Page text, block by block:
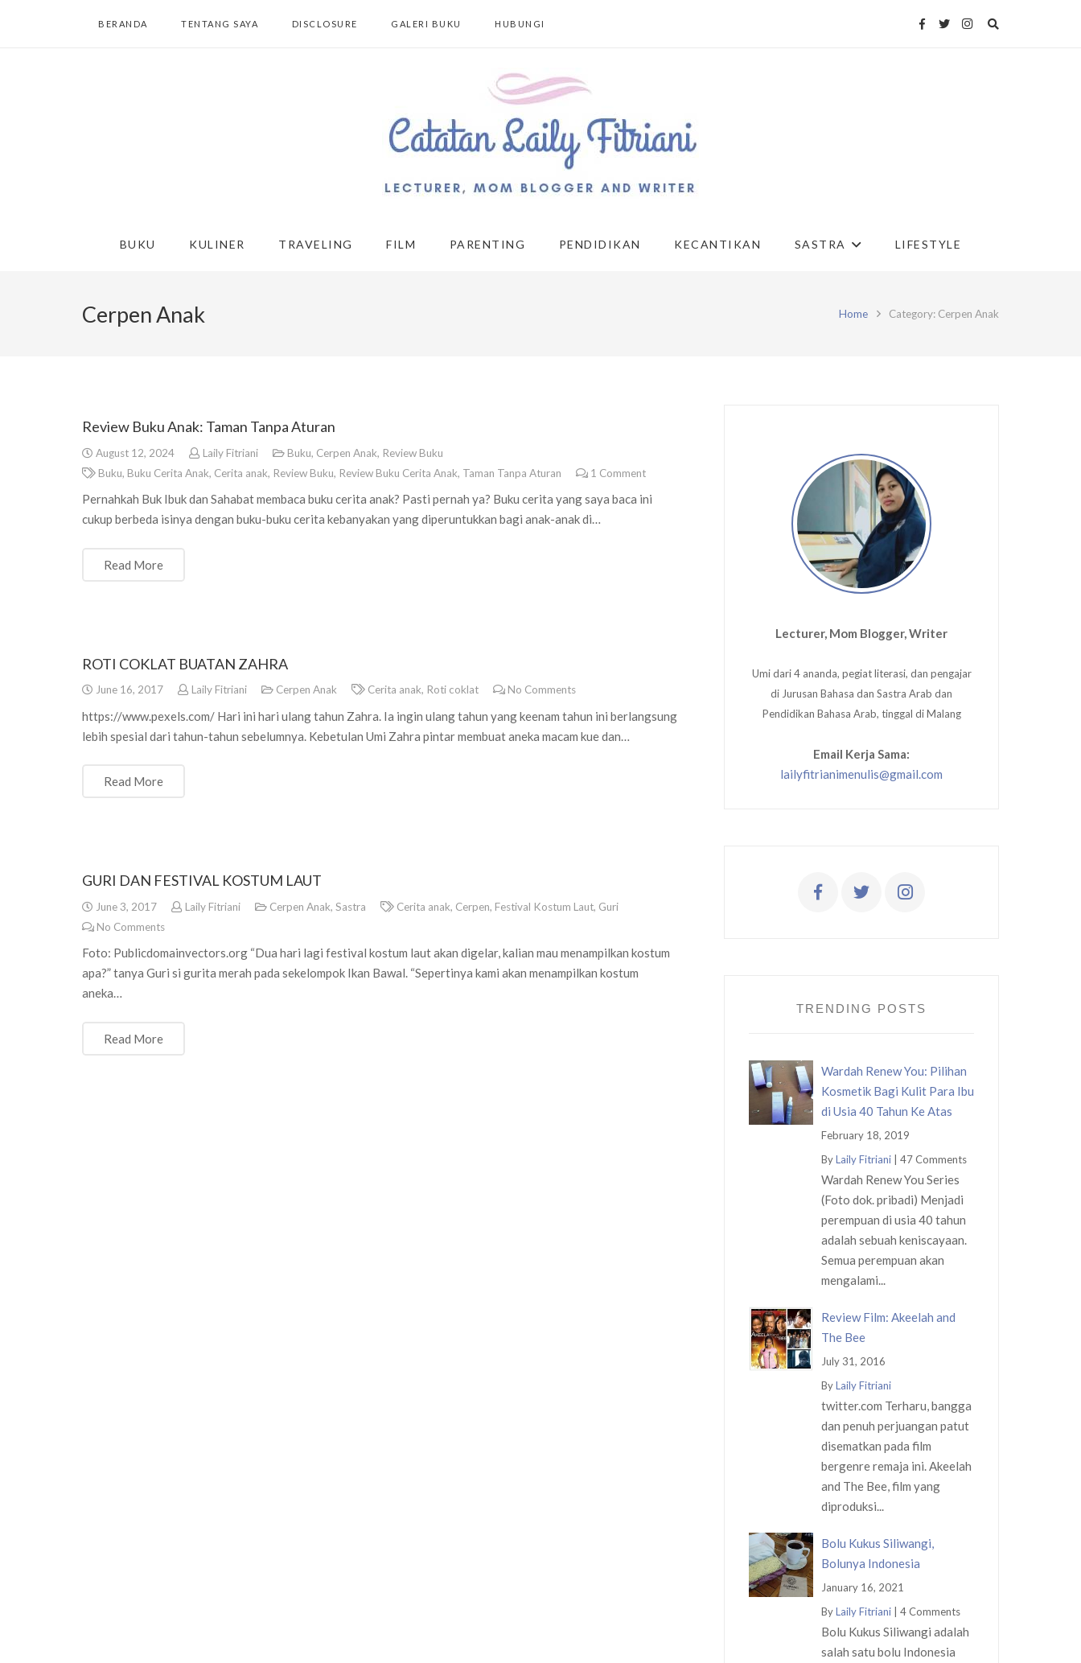
BERANDA TENTANG SAYA DISCLOSURE GALERI BUKU HUBUNGI
BUKU KULINER TRAVELING FILM PARENTING PENDIDIKAN KECANTIKAN SASTRA LIFESTYLE
Cerpen Anak Home Category: Cerpen Anak
Review Buku Anak: Taman Tanpa Aturan
August 12, 2024 Laily Fitriani Buku, Cerpen Anak, Review Buku
Buku, Buku Cerita Anak, Cerita anak, Review Buku, Review Buku Cerita Anak, Taman Tanpa Aturan 1 Comment
Pernahkah Buk Ibuk dan Sahabat membaca buku cerita anak? Pasti pernah ya? Buku cerita yang saya baca ini
cukup berbeda isinya dengan buku-buku cerita kebanyakan yang diperuntukkan bagi anak-anak di…
Read More
ROTI COKLAT BUATAN ZAHRA
June 16, 2017 Laily Fitriani Cerpen Anak Cerita anak, Roti coklat No Comments
https://www.pexels.com/ Hari ini hari ulang tahun Zahra. Ia ingin ulang tahun yang keenam tahun ini berlangsung
lebih spesial dari tahun-tahun sebelumnya. Kebetulan Umi Zahra pintar membuat aneka macam kue dan…
Read More
GURI DAN FESTIVAL KOSTUM LAUT
June 3, 2017 Laily Fitriani Cerpen Anak, Sastra Cerita anak, Cerpen, Festival Kostum Laut, Guri
No Comments
Foto: Publicdomainvectors.org “Dua hari lagi festival kostum laut akan digelar, kalian mau menampilkan kostum
apa?” tanya Guri si gurita merah pada sekelompok Ikan Bawal. “Sepertinya kami akan menampilkan kostum
aneka…
Read More
Lecturer, Mom Blogger, Writer
Umi dari 4 ananda, pegiat literasi, dan pengajar
di Jurusan Bahasa dan Sastra Arab dan
Pendidikan Bahasa Arab, tinggal di Malang
Email Kerja Sama:
lailyfitrianimenulis@gmail.com
TRENDING POSTS
Wardah Renew You: Pilihan
Kosmetik Bagi Kulit Para Ibu
di Usia 40 Tahun Ke Atas
February 18, 2019
ByLaily Fitriani | 47 Comments
Wardah Renew You Series
(Foto dok. pribadi) Menjadi
perempuan di usia 40 tahun
adalah sebuah keniscayaan.
Semua perempuan akan
mengalami...
Review Film: Akeelah and
The Bee
July 31, 2016
ByLaily Fitriani
twitter.com Terharu, bangga
dan penuh perjuangan patut
disematkan pada film
bergenre remaja ini. Akeelah
and The Bee, film yang
diproduksi...
Bolu Kukus Siliwangi,
Bolunya Indonesia
January 16, 2021
ByLaily Fitriani | 4 Comments
Bolu Kukus Siliwangi adalah
salah satu bolu Indonesia